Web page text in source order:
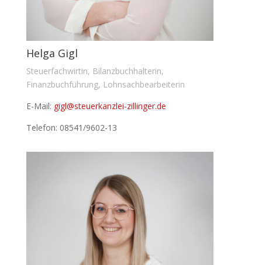
Helga Gigl
Steuerfachwirtin, Bilanzbuchhalterin,
Finanzbuchführung, Lohnsachbearbeiterin
E-Mail: gigl@steuerkanzlei-zillinger.de
Telefon: 08541/9602-13